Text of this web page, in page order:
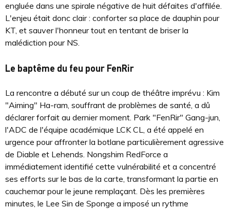
engluée dans une spirale négative de huit défaites d'affilée.
L'enjeu était donc clair : conforter sa place de dauphin pour
KT, et sauver l'honneur tout en tentant de briser la
malédiction pour NS.
Le baptême du feu pour FenRir
La rencontre a débuté sur un coup de théâtre imprévu : Kim
"Aiming" Ha-ram, souffrant de problèmes de santé, a dû
déclarer forfait au dernier moment. Park "FenRir" Gang-jun,
l'ADC de l'équipe académique LCK CL, a été appelé en
urgence pour affronter la botlane particulièrement agressive
de Diable et Lehends. Nongshim RedForce a
immédiatement identifié cette vulnérabilité et a concentré
ses efforts sur le bas de la carte, transformant la partie en
cauchemar pour le jeune remplaçant. Dès les premières
minutes, le Lee Sin de Sponge a imposé un rythme